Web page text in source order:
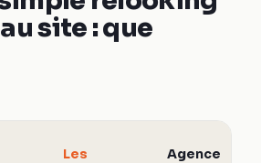
site : que
Les
Agence